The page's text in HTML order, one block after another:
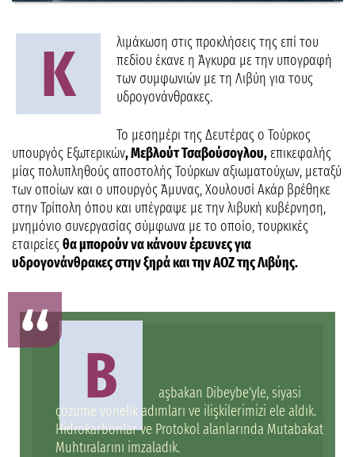
Κ
λιμάκωση στις προκλήσεις της επί του
πεδίου έκανε η Άγκυρα με την υπογραφή
των συμφωνιών με τη Λιβύη για τους
υδρογονάνθρακες.
Το μεσημέρι της Δευτέρας ο Τούρκος
υπουργός Εξωτερικών, Μεβλούτ Τσαβούσογλου, επικεφαλής
μίας πολυπληθούς αποστολής Τούρκων αξιωματούχων, μεταξύ
των οποίων και ο υπουργός Άμυνας, Χουλουσί Ακάρ βρέθηκε
στην Τρίπολη όπου και υπέγραψε με την λιβυκή κυβέρνηση,
μνημόνιο συνεργασίας σύμφωνα με το οποίο, τουρκικές
εταιρείεςθα μπορούν να κάνουν έρευνες για
υδρογονάνθρακες στην ξηρά και την ΑΟΖ της Λιβύης.
B
aşbakan Dibeybe’yle, siyasi
çözüme yönelik adımları ve ilişkilerimizi ele aldık.
Hidrokarbonlar ve Protokol alanlarında Mutabakat
Muhtıralarını imzaladık.